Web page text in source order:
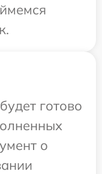
готово
о